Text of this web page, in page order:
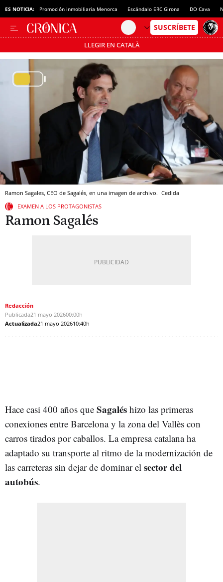
ES NOTICIA: Promoción inmobiliaria Menorca Escándalo ERC Girona DO Cava
LLEGIR EN CATALÀ
Pásate al MODO AHORRO
Ramon Sagales, CEO de Sagalés, en una imagen de archivo. Cedida
EXAMEN A LOS PROTAGONISTAS
Ramon Sagalés
Redacción
Publicada21 mayo 202600:00h
Actualizada21 mayo 202610:40h
Hace casi 400 años que Sagalés hizo las primeras
conexiones entre Barcelona y la zona del Vallès con
carros tirados por caballos. La empresa catalana ha
adaptado su transporte al ritmo de la modernización de
las carreteras sin dejar de dominar el sector del
autobús.